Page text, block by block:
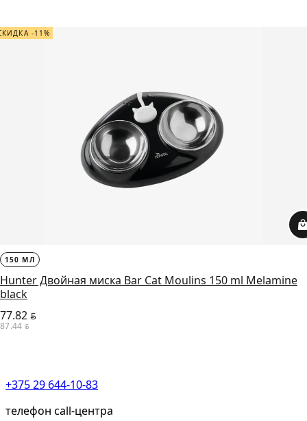
-11%
150 МЛ
Hunter Двойная миска Bar Cat Moulins 150 ml Melamine
black
77.82 BYN
87.44 BYN
+375 29 644-10-83
телефон call-центра